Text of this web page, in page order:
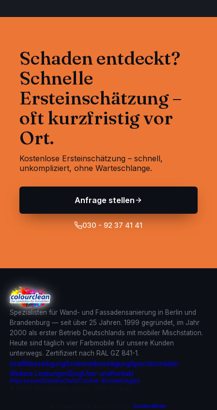
Schaden entdeckt?
Schnelle
Ersteinschätzung –
oft kurzfristig vor
Ort.
Kostenlose Ersteinschätzung – schnell,
unkompliziert, ohne Warteschlange.
Anfrage stellen
030 - 92 37 41 41
Spezialisten für Wand- und Fassadensanierung in Berlin und
Brandenburg — seit über 25 Jahren. 1999 gegründet, im Jahr
2000 als erster Betrieb Deutschlands mit mobiler Mischstation.
Heute sind täglich vier Farbmobile für unsere Kunden
unterwegs. Zertifiziert nach RAL GZ 841-1.
GraffitibeseitigungSchimmelbeseitigungSpechtschäden
Weitere LeistungenBlogÜber unsKontakt
ImpressumDatenschutzCookie-Einstellungen
GoldenWeb